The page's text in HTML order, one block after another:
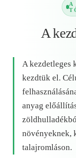
A
A
A kezdetleges
kezdtük el.
anyag
növényeknek,
talajromláson.